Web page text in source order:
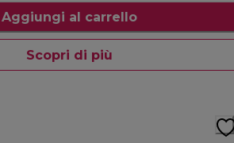
Aggiungi al carrello
Scopri di più